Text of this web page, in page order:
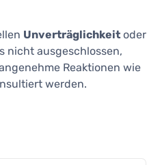
Unverträglichkeit oder
nicht ausgeschlossen,
Reaktionen wie
werden.